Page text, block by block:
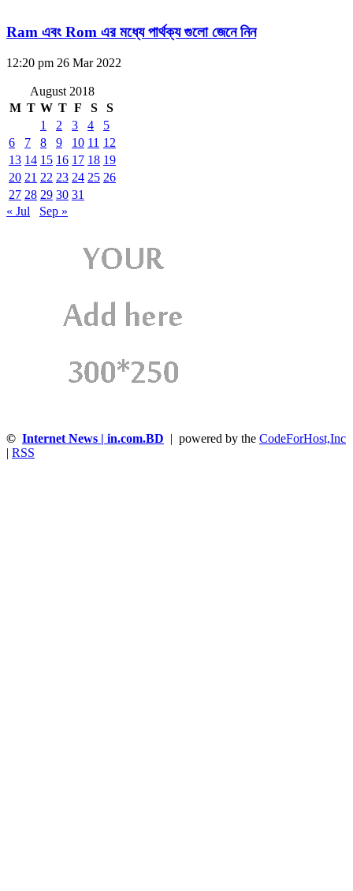
Ram এবং Rom এর মধ্যে পার্থক্য গুলো জেনে নিন
12:20 pm 26 Mar 2022
August 2018
M T W T F S
S
1
2 3 4
5
6
7 8 9 10 11 12
13 14 15 16 17 18 19
20 21 22 23 24 25 26
27 28 29 30 31
« Jul
Sep »
© Internet News | in.com.BD | powered by the CodeForHost,Inc
| RSS